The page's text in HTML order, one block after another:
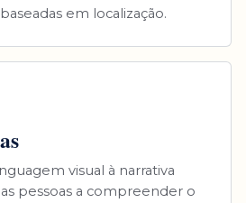
em localização.
visual à narrativa
pessoas a compreender o